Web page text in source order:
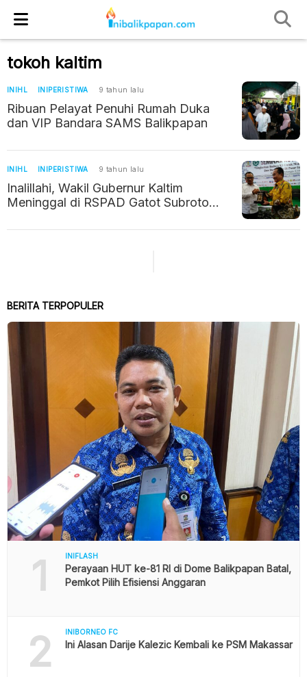
tokoh kaltim
INIHL INIPERISTIWA 9 tahun lalu
Ribuan Pelayat Penuhi Rumah Duka
dan VIP Bandara SAMS Balikpapan
INIHL INIPERISTIWA 9 tahun lalu
Inalillahi, Wakil Gubernur Kaltim
Meninggal di RSPAD Gatot Subroto
BERITA TERPOPULER
1 INIFLASH
Perayaan HUT ke-81 RI di Dome Balikpapan Batal,
Pemkot Pilih Efisiensi Anggaran
2 INIBORNEO FC
Ini Alasan Darije Kalezic Kembali ke PSM Makassar